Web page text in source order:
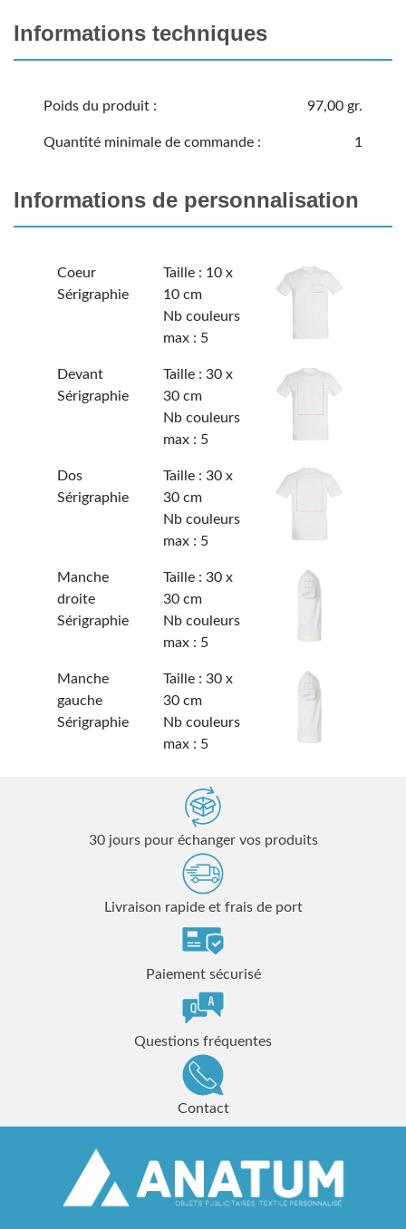
Informations techniques
Poids du produit : 97,00 gr.
Quantité minimale de commande : 1
Informations de personnalisation
Coeur
Sérigraphie
Taille : 10 x
10 cm
Nb couleurs
max : 5
Devant
Sérigraphie
Taille : 30 x
30 cm
Nb couleurs
max : 5
Dos
Sérigraphie
Taille : 30 x
30 cm
Nb couleurs
max : 5
Manche
droite
Sérigraphie
Taille : 30 x
30 cm
Nb couleurs
max : 5
Manche
gauche
Sérigraphie
Taille : 30 x
30 cm
Nb couleurs
max : 5
30 jours pour échanger vos produits
Livraison rapide et frais de port
Paiement sécurisé
Questions fréquentes
Contact